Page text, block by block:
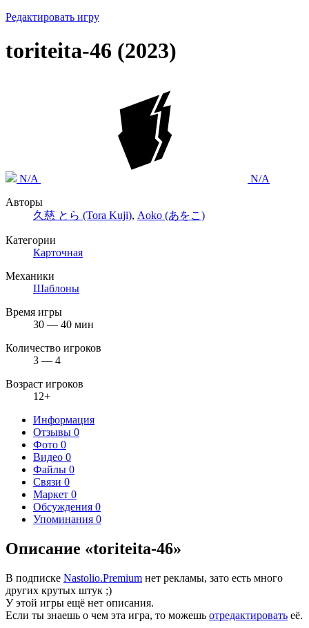
Редактировать игру
toriteita-46 (2023)
N/A
N/A
Авторы
久慈 とら (Tora Kuji), Aoko (あをこ)
Категории
Карточная
Механики
Шаблоны
Время игры
30 — 40 мин
Количество игроков
3 — 4
Возраст игроков
12+
Информация
Отзывы 0
Фото 0
Видео 0
Файлы 0
Связи 0
Маркет 0
Обсуждения 0
Упоминания 0
Описание «toriteita-46»
В подписке Nastolio.Premium нет рекламы, зато есть много
других крутых штук ;)
У этой игры ещё нет описания.
Если ты знаешь о чем эта игра, то можешь отредактировать её.